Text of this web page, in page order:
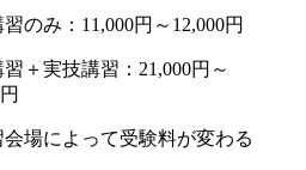
のみ：11,000円～12,000円
＋実技講習：21,000円～
会場によって受験料が変わる